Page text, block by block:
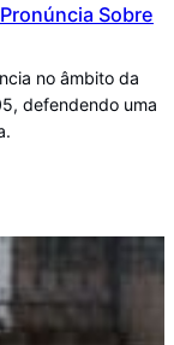
Sobre
no âmbito da
defendendo uma